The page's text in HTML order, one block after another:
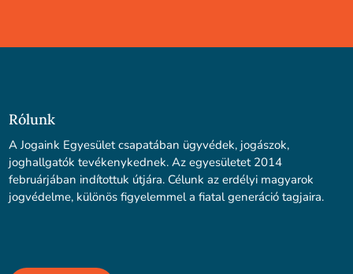
Rólunk
A Jogaink Egyesület csapatában ügyvédek, jogászok,
joghallgatók tevékenykednek. Az egyesületet 2014
februárjában indítottuk útjára. Célunk az erdélyi magyarok
jogvédelme, különös figyelemmel a fiatal generáció tagjaira.